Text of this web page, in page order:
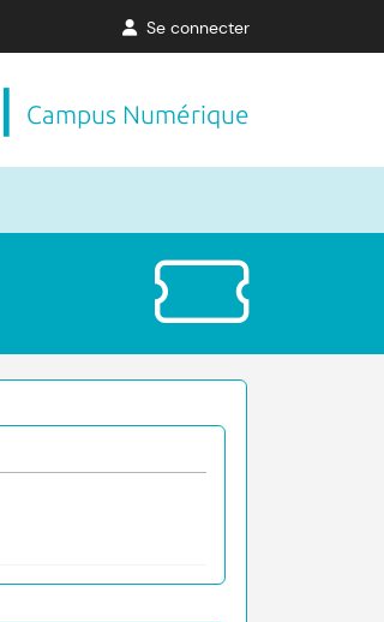
Se connecter
Campus Numérique